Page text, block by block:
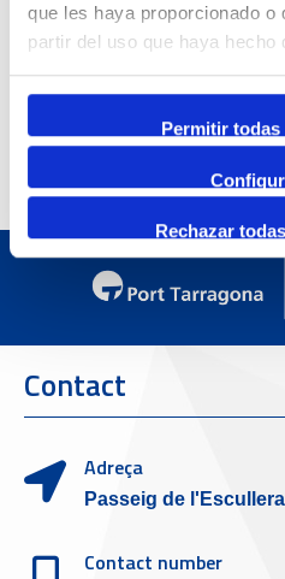
que les haya proporcionado o
partir del uso que haya hecho
Permitir todas
Rechazar
Exposició | Manipulació
Refugi 1
7 July 2026
7 October 2026
Inscripcions a PortAutors/
El Teatret
Contact
Adreça
Passeig de
Contact number